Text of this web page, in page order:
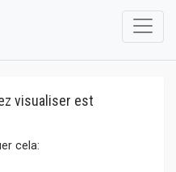
visualiser est
cela: